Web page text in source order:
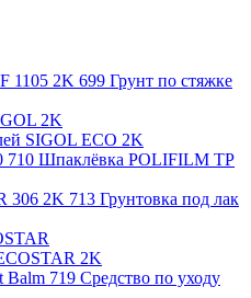
Грунт по стяжке
2K
SIGOL ECO 2K
Шпаклёвка POLIFILM TP
Грунтовка под лак
2K
Средство по уходу